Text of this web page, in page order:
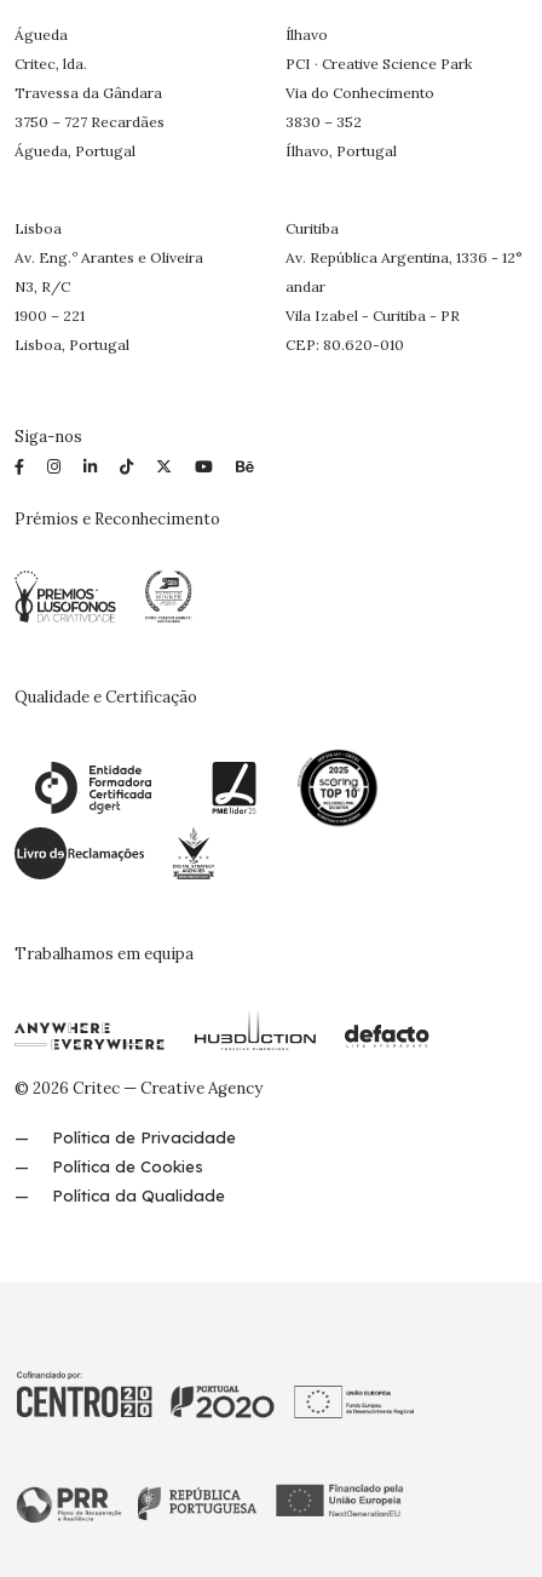
Águeda
Critec, lda.
Travessa da Gândara
3750 – 727 Recardães
Águeda, Portugal
Ílhavo
PCI · Creative Science Park
Via do Conhecimento
3830 – 352
Ílhavo, Portugal
Lisboa
Av. Eng.º Arantes e Oliveira
N3, R/C
1900 – 221
Lisboa, Portugal
Curitiba
Av. República Argentina, 1336 - 12°
andar
Vila Izabel - Curitiba - PR
CEP: 80.620-010
Siga-nos
Prémios e Reconhecimento
Qualidade e Certificação
Trabalhamos em equipa
© 2026 Critec — Creative Agency
Política de Privacidade
Política de Cookies
Política da Qualidade